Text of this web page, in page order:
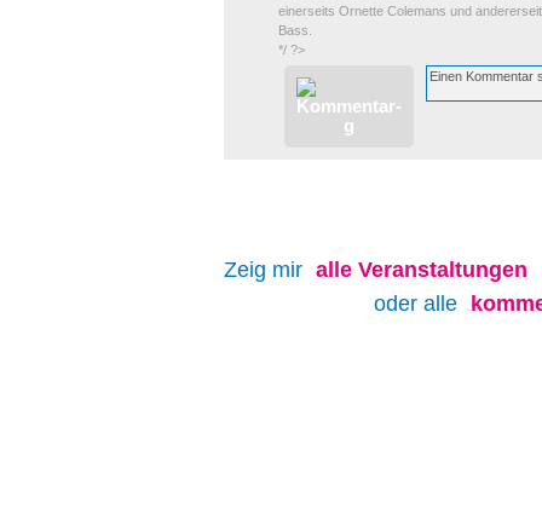
einerseits Ornette Colemans und
Bass.
*/ ?>
Zeig mir alle Veranstaltungen
oder alle